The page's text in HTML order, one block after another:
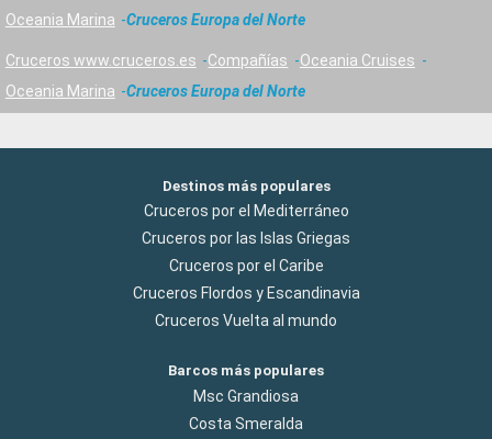
Oceania Marina
Cruceros Europa del Norte
Cruceros www.cruceros.es Compañías
Oceania Cruises
Oceania Marina
Cruceros Europa del Norte
Destinos más populares
Cruceros por el Mediterráneo
Cruceros por las Islas Griegas
Cruceros por el Caribe
Cruceros Flordos y Escandinavia
Cruceros Vuelta al mundo
Barcos más populares
Msc Grandiosa
Costa Smeralda